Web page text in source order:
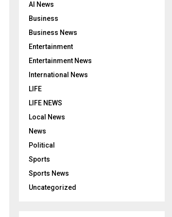
AI News
Business
Business News
Entertainment
Entertainment News
International News
LIFE
LIFE NEWS
Local News
News
Political
Sports
Sports News
Uncategorized